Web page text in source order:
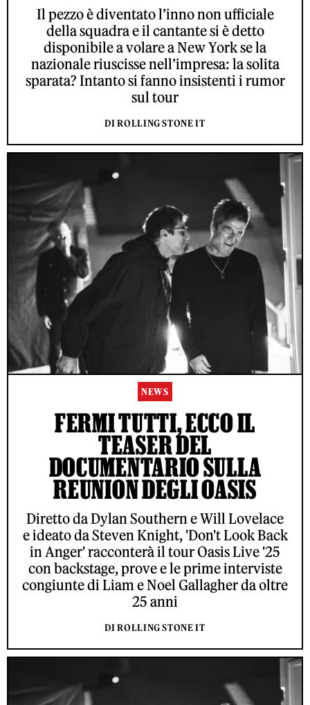
Il pezzo è diventato l’inno non ufficiale
della squadra e il cantante si è detto
disponibile a volare a New York se la
nazionale riuscisse nell’impresa: la solita
sparata? Intanto si fanno insistenti i rumor
sul tour
DI ROLLING STONE IT
NEWS
FERMI TUTTI, ECCO IL
TEASER DEL
DOCUMENTARIO SULLA
REUNION DEGLI OASIS
Diretto da Dylan Southern e Will Lovelace
e ideato da Steven Knight, 'Don't Look Back
in Anger' racconterà il tour Oasis Live '25
con backstage, prove e le prime interviste
congiunte di Liam e Noel Gallagher da oltre
25 anni
DI ROLLING STONE IT